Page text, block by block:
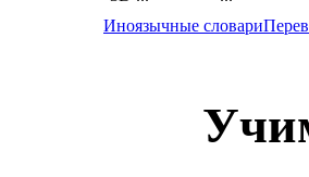
Иноязычные словари